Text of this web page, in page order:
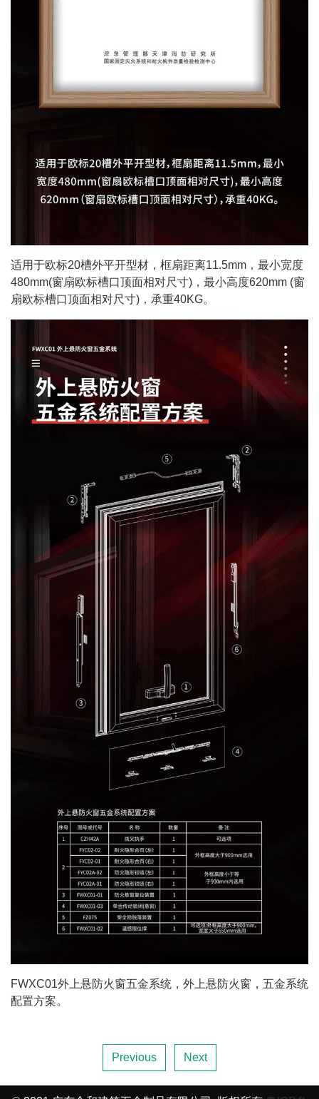
适用于欧标20槽外平开型材，框扇距离11.5mm，最小宽度
480mm(窗扇欧标槽口顶面相对尺寸)，最小高度620mm (窗
扇欧标槽口顶面相对尺寸)，承重40KG。
FWXC01外上悬防火窗五金系统，外上悬防火窗，五金系统
配置方案。
Previous Next